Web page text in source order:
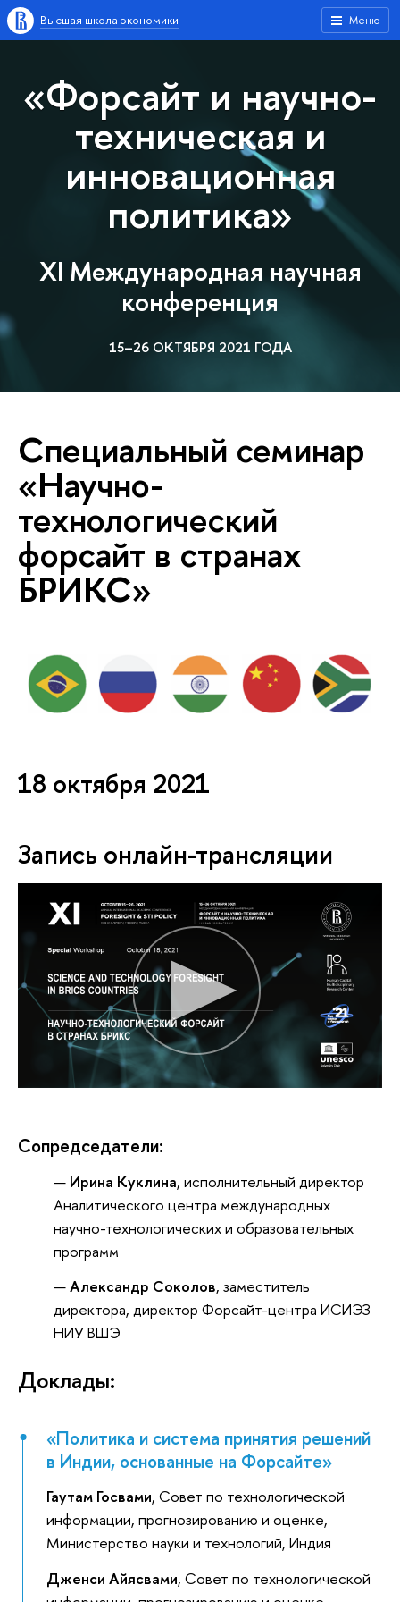
Меню
Высшая школа экономики
«Форсайт и научно-
техническая и
инновационная
политика»
XI Международная научная
конференция
15–26 ОКТЯБРЯ 2021 ГОДА
Специальный семинар
«Научно-
технологический
форсайт в странах
БРИКС»
18 октября 2021
Запись онлайн-трансляции
Сопредседатели:
Ирина Куклина, исполнительный директор
Аналитического центра международных
научно-технологических и образовательных
программ
Александр Соколов, заместитель
директора, директор Форсайт-центра ИСИЭЗ
НИУ ВШЭ
Доклады:
«Политика и система принятия решений
в Индии, основанные на Форсайте»
Гаутам Госвами, Совет по технологической
информации, прогнозированию и оценке,
Министерство науки и технологий, Индия
Дженси Айясвами, Совет по технологической